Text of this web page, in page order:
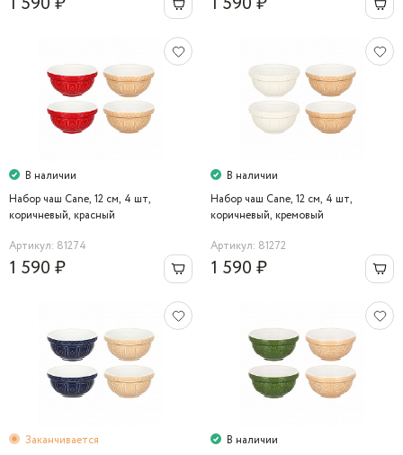
В наличии
Набор чаш Cane, 12 см, 4 шт,
коричневый, красный
Артикул: 81274
1 590 ₽
В наличии
Набор чаш Cane, 12 см, 4 шт,
коричневый, кремовый
Артикул: 81272
1 590 ₽
Заканчивается
В наличии